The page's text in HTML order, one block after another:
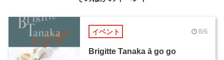
イベント 8/6
Brigitte Tanaka ā go go